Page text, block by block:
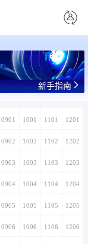
新手指南
0901 1001 1101 1201
0902 1002 1102 1202
0903 1003 1103 1203
0904 1004 1104 1204
0905 1005 1105 1205
0906 1006 1106 1206